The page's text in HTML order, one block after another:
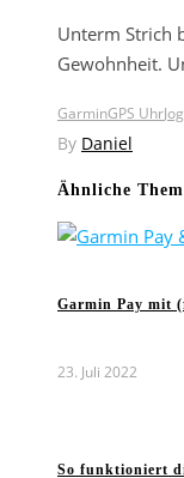
Unterm Strich
Gewohnheit.
GarminGPS Uhr
By Daniel
Ähnliche
Garmin Pay mit
23. Juli 2022
So funktioniert